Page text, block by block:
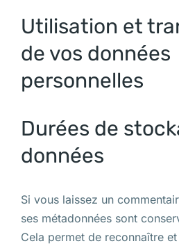
Utilisation et
de vos données
personnelles
Durées de
données
Si vous laissez un
ses métadonnées sont
Cela permet de reconnaître